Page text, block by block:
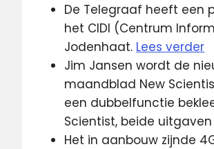
De Telegraaf heeft een
het CIDI (Centrum
Jodenhaat. Lees verder
Jim Jansen wordt de
maandblad New
een dubbelfunctie
Scientist, beide
Het in aanbouw zijnde